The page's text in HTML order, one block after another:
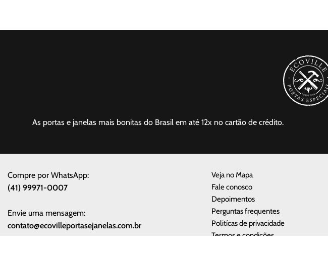
As portas e janelas mais bonitas do Brasil em até 12x no cartão de crédito.
Compre por WhatsApp:
(41) 99971-0007
Envie uma mensagem:
contato@ecovilleportasejanelas.com.br
Veja no Mapa
Fale conosco
Depoimentos
Perguntas frequentes
Politícas de privacidade
Termos e condições